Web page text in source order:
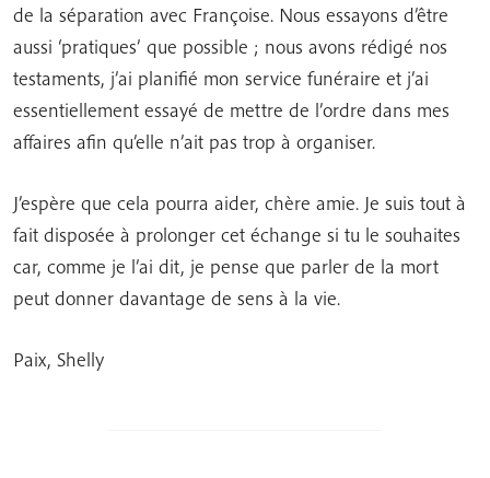
de la séparation avec Françoise. Nous essayons d’être
aussi ‘pratiques’ que possible ; nous avons rédigé nos
testaments, j’ai planifié mon service funéraire et j’ai
essentiellement essayé de mettre de l’ordre dans mes
affaires afin qu’elle n’ait pas trop à organiser.
J’espère que cela pourra aider, chère amie. Je suis tout à
fait disposée à prolonger cet échange si tu le souhaites
car, comme je l’ai dit, je pense que parler de la mort
peut donner davantage de sens à la vie.
Paix, Shelly